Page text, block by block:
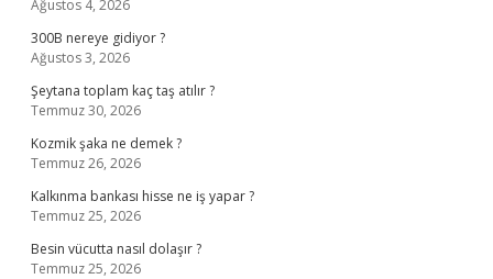
Ağustos 4, 2026
300B nereye gidiyor ?
Ağustos 3, 2026
Şeytana toplam kaç taş atılır ?
Temmuz 30, 2026
Kozmik şaka ne demek ?
Temmuz 26, 2026
Kalkınma bankası hisse ne iş yapar ?
Temmuz 25, 2026
Besin vücutta nasıl dolaşır ?
Temmuz 25, 2026